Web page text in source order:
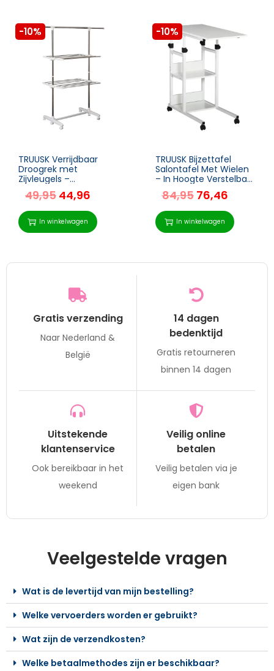
-10%
TRUUSK Verrijdbaar
Droogrek met
Zijvleugels –
Opklapbaar – 2 Niveaus
– Ruimtebesparend –
Voor Binnen en Buiten
– Grijs
49,95 44,96
In winkelwagen
-10%
TRUUSK Bijzettafel
Salontafel Met Wielen
– In Hoogte Verstelbaar
Nachtkastje – 2
Onderste Planken –
Voor Eetkamer
Woonkamer –
84,95 76,46
In winkelwagen
Gratis verzending
Naar Nederland &
België
14 dagen
bedenktijd
Gratis retourneren
binnen 14 dagen
Uitstekende
klantenservice
Ook bereikbaar in het
weekend
Veilig online
betalen
Veilig betalen via je
eigen bank
Veelgestelde vragen
Wat is de levertijd van mijn bestelling?
Welke vervoerders worden er gebruikt?
Wat zijn de verzendkosten?
Welke betaalmethodes zijn er beschikbaar?